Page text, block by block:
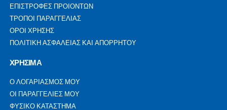
ΕΠΙΣΤΡΟΦΕΣ ΠΡΟΙΟΝΤΩΝ
ΤΡΟΠΟΙ ΠΑΡΑΓΓΕΛΙΑΣ
ΟΡΟΙ ΧΡΗΣΗΣ
ΠΟΛΙΤΙΚΗ ΑΣΦΑΛΕΙΑΣ ΚΑΙ ΑΠΟΡΡΗΤΟΥ
ΧΡΗΣΙΜΑ
Ο ΛΟΓΑΡΙΑΣΜΟΣ ΜΟΥ
ΟΙ ΠΑΡΑΓΓΕΛΙΕΣ ΜΟΥ
ΦΥΣΙΚΟ ΚΑΤΑΣΤΗΜΑ